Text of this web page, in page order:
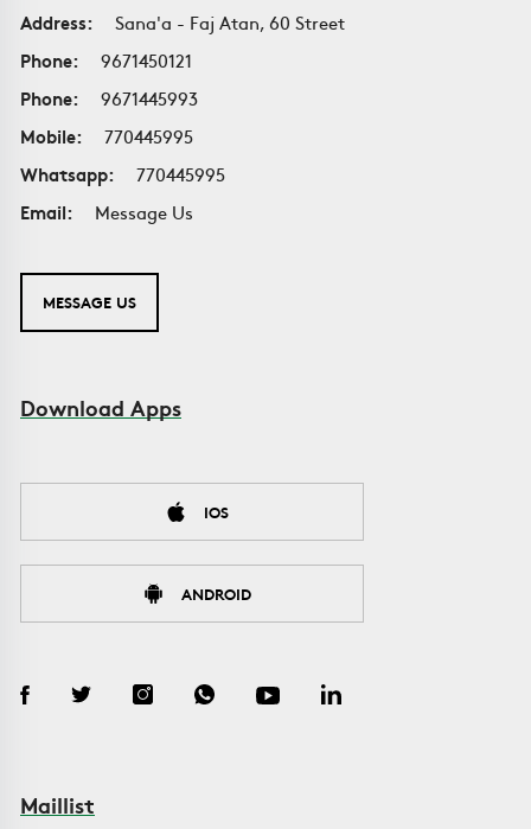
Address:
Sana'a - Faj Atan, 60 Street
Phone:
9671450121
Phone:
9671445993
Mobile:
770445995
Whatsapp:
770445995
Email:
Message Us
MESSAGE US
Download Apps
IOS
ANDROID
Maillist